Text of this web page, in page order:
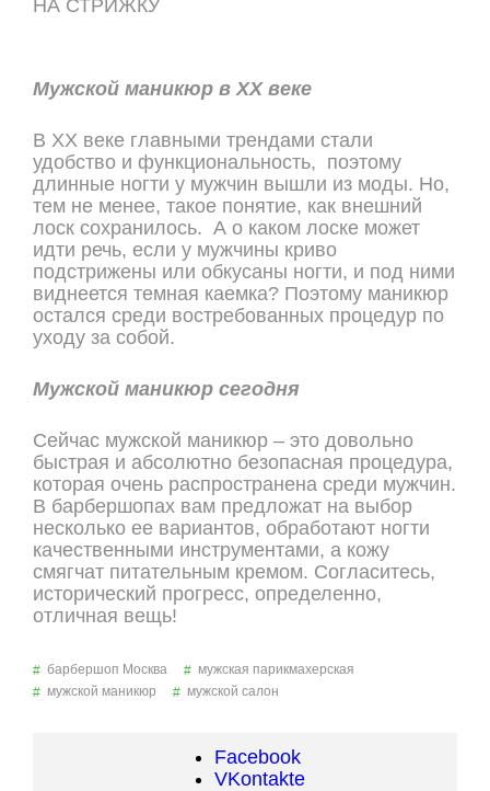
НА СТРИЖКУ
Мужской маникюр в XX веке
В XX веке главными трендами стали
удобство и функциональность, поэтому
длинные ногти у мужчин вышли из моды. Но,
тем не менее, такое понятие, как внешний
лоск сохранилось. А о каком лоске может
идти речь, если у мужчины криво
подстрижены или обкусаны ногти, и под ними
виднеется темная каемка? Поэтому маникюр
остался среди востребованных процедур по
уходу за собой.
Мужской маникюр сегодня
Сейчас мужской маникюр – это довольно
быстрая и абсолютно безопасная процедура,
которая очень распространена среди мужчин.
В барбершопах вам предложат на выбор
несколько ее вариантов, обработают ногти
качественными инструментами, а кожу
смягчат питательным кремом. Согласитесь,
исторический прогресс, определенно,
отличная вещь!
барбершоп Москва
мужская парикмахерская
мужской маникюр
мужской салон
Facebook
VKontakte